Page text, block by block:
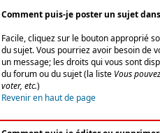
Comment puis-je poster un sujet
Facile, cliquez sur le bouton approprié
du sujet. Vous pourriez avoir besoin de
un message; les droits qui vous sont
du forum ou du sujet (la liste Vous
voter, etc.)
Revenir en haut de page